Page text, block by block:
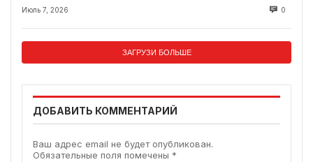
Июль 7, 2026 0
ЗАГРУЗИ БОЛЬШЕ
ДОБАВИТЬ КОММЕНТАРИЙ
Ваш адрес email не будет опубликован.
Обязательные поля помечены *